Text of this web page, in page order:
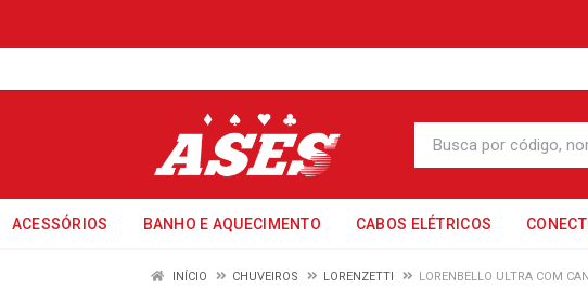
ACESSÓRIOS BANHO E AQUECIMENTO CABOS ELÉTRICOS
INÍCIO CHUVEIROS LORENZETTI LORENBELLO ULTRA COM